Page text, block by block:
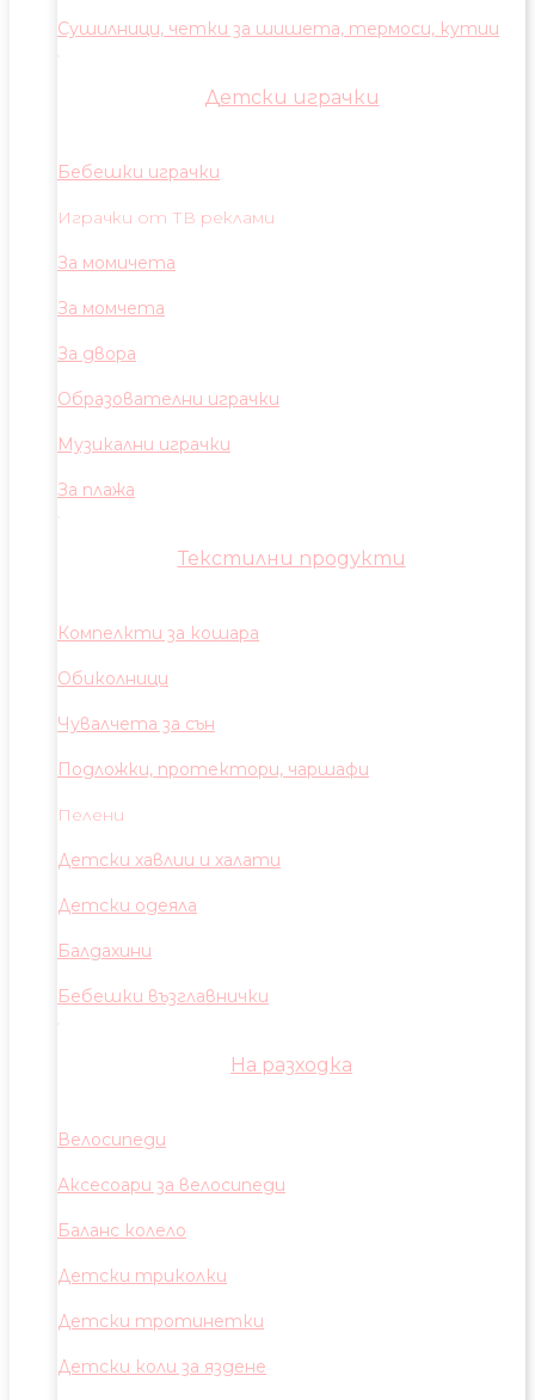
Сушилници, четки за шишета, термоси, кутии
Детски играчки
Бебешки играчки
Играчки от ТВ реклами
За момичета
За момчета
За двора
Образователни играчки
Музикални играчки
За плажа
Текстилни продукти
Компелкти за кошара
Обиколници
Чувалчета за сън
Подложки, протектори, чаршафи
Пелени
Детски хавлии и халати
Детски одеяла
Балдахини
Бебешки възглавнички
На разходка
Велосипеди
Аксесоари за велосипеди
Баланс колело
Детски триколки
Детски тротинетки
Детски коли за яздене